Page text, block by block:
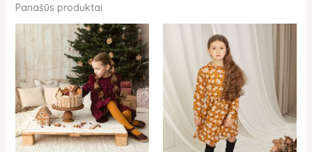
Panašūs produktai